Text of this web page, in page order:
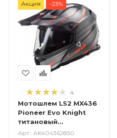
Акция -23%
4
Мотошлем LS2 MX436
Pioneer Evo Knight
титановый
оранжевый
Арт.: AK404362850